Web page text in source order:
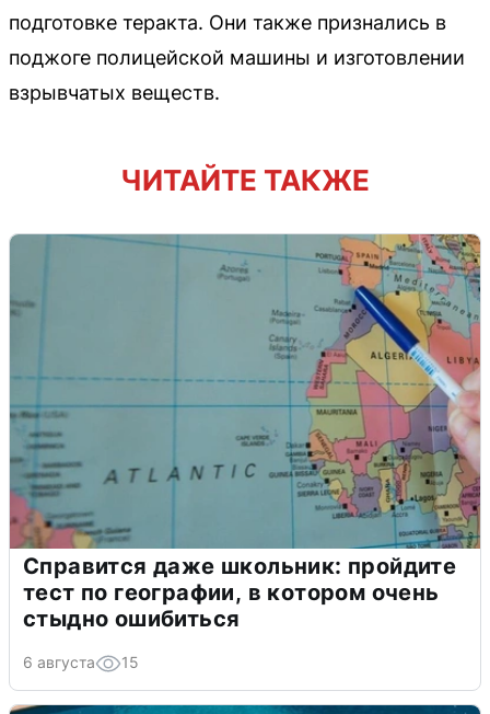
подготовке теракта. Они также признались в
поджоге полицейской машины и изготовлении
взрывчатых веществ.
ЧИТАЙТЕ ТАКЖЕ
Справится даже школьник: пройдите
тест по географии, в котором очень
стыдно ошибиться
6 августа 15